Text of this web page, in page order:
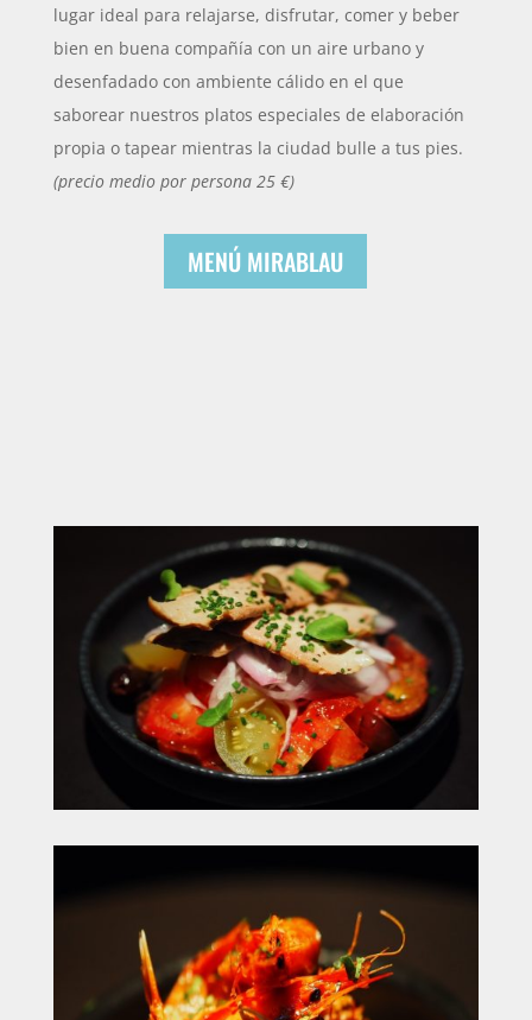
lugar ideal para relajarse, disfrutar, comer y beber
bien en buena compañía con un aire urbano y
desenfadado con ambiente cálido en el que
saborear nuestros platos especiales de elaboración
propia o tapear mientras la ciudad bulle a tus pies.
(precio medio por persona 25 €)
MENÚ MIRABLAU